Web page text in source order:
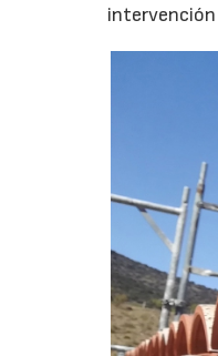
intervención